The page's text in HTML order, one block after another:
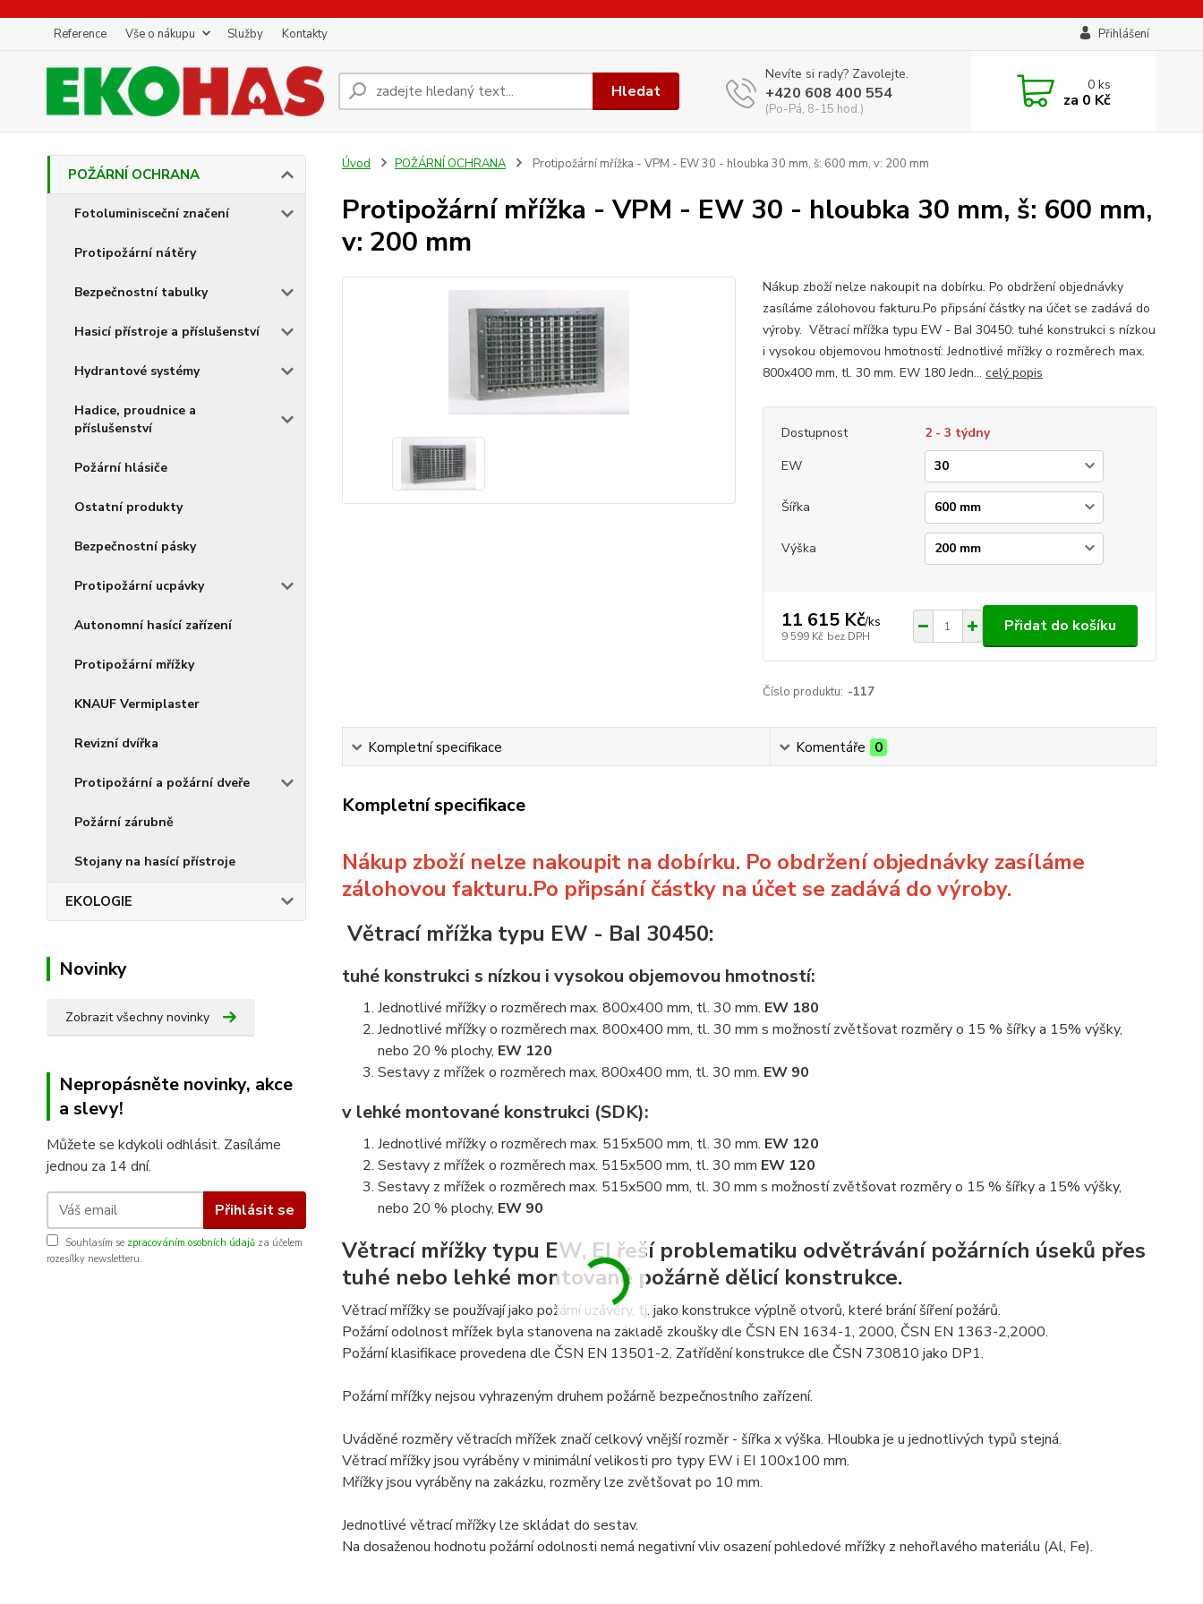
Reference Vše o nákupu Služby Kontakty Přihlášení
Hledat
Nevíte si rady? Zavolejte.
+420 608 400 554
(Po-Pá, 8-15 hod.)
0ks
za 0 Kč
POŽÁRNÍ OCHRANA
Fotoluminisceční značení
Protipožární nátěry
Bezpečnostní tabulky
Hasicí přístroje a příslušenství
Hydrantové systémy
Hadice, proudnice a
příslušenství
Požární hlásiče
Ostatní produkty
Bezpečnostní pásky
Protipožární ucpávky
Autonomní hasící zařízení
Protipožární mřížky
KNAUF Vermiplaster
Revizní dvířka
Protipožární a požární dveře
Požární zárubně
Stojany na hasící přístroje
EKOLOGIE
Novinky
Zobrazit všechny novinky
Nepropásněte novinky, akce
a slevy!
Můžete se kdykoli odhlásit. Zasíláme
jednou za 14 dní.
Přihlásit se
Souhlasím se zpracováním osobních údajů za účelem
rozesílky newsletteru.
Úvod POŽÁRNÍ OCHRANA Protipožární mřížka - VPM - EW 30 - hloubka 30 mm, š: 600 mm, v: 200 mm
Protipožární mřížka - VPM - EW 30 - hloubka 30 mm, š: 600 mm,
v: 200 mm
Nákup zboží nelze nakoupit na dobírku. Po obdržení objednávky
zasíláme zálohovou fakturu.Po připsání částky na účet se zadává do
výroby. Větrací mřížka typu EW - BaI 30450: tuhé konstrukci s nízkou
i vysokou objemovou hmotností: Jednotlivé mřížky o rozměrech max.
800x400 mm, tl. 30 mm. EW 180 Jedn... celý popis
Dostupnost
2 - 3 týdny
EW
Šířka
Výška
11 615 Kč/ks
9 599 Kč bez DPH
Přidat do košíku
Číslo produktu: -117
Kompletní specifikace Komentáře 0
Kompletní specifikace
Nákup zboží nelze nakoupit na dobírku. Po obdržení objednávky zasíláme
zálohovou fakturu.Po připsání částky na účet se zadává do výroby.
Větrací mřížka typu EW - BaI 30450:
tuhé konstrukci s nízkou i vysokou objemovou hmotností:
Jednotlivé mřížky o rozměrech max. 800x400 mm, tl. 30 mm. EW 180
Jednotlivé mřížky o rozměrech max. 800x400 mm, tl. 30 mm s možností zvětšovat rozměry o 15 % šířky a 15% výšky,
nebo 20 % plochy, EW 120
Sestavy z mřížek o rozměrech max. 800x400 mm, tl. 30 mm. EW 90
v lehké montované konstrukci (SDK):
Jednotlivé mřížky o rozměrech max. 515x500 mm, tl. 30 mm. EW 120
Sestavy z mřížek o rozměrech max. 515x500 mm, tl. 30 mm EW 120
Sestavy z mřížek o rozměrech max. 515x500 mm, tl. 30 mm s možností zvětšovat rozměry o 15 % šířky a 15% výšky,
nebo 20 % plochy, EW 90
Větrací mřížky typu EW, EI řeší problematiku odvětrávání požárních úseků přes
tuhé nebo lehké montované požárně dělicí konstrukce.
Větrací mřížky se používají jako požární uzávěry, tj. jako konstrukce výplně otvorů, které brání šíření požárů.
Požární odolnost mřížek byla stanovena na základě zkoušky dle ČSN EN 1634-1, 2000, ČSN EN 1363-2,2000.
Požární klasifikace provedena dle ČSN EN 13501-2. Zatřídění konstrukce dle ČSN 730810 jako DP1.
Požární mřížky nejsou vyhrazeným druhem požárně bezpečnostního zařízení.
Uváděné rozměry větracích mřížek značí celkový vnější rozměr - šířka x výška. Hloubka je u jednotlivých typů stejná.
Větrací mřížky jsou vyráběny v minimální velikosti pro typy EW i EI 100x100 mm.
Mřížky jsou vyráběny na zakázku, rozměry lze zvětšovat po 10 mm.
Jednotlivé větrací mřížky lze skládat do sestav.
Na dosaženou hodnotu požární odolnosti nemá negativní vliv osazení pohledové mřížky z nehořlavého materiálu (Al, Fe).